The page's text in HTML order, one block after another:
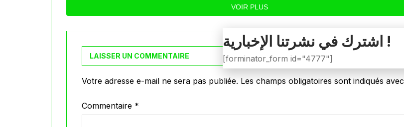
VOIR PLUS
LAISSER UN COMMENTAIRE
Votre adresse e-mail ne sera pas publiée. Les champs obligatoires sont indiqués avec
Commentaire *
اشترك في نشرتنا الإخبارية !
[forminator_form id="4777"]